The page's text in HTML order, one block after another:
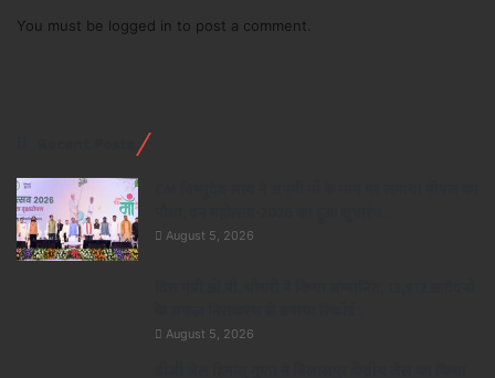
You must be logged in to post a comment.
August 5, 2026
August 5, 2026